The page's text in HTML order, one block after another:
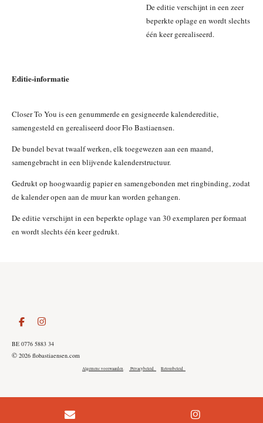
De editie verschijnt in een zeer
beperkte oplage en wordt slechts
één keer gerealiseerd.
Editie-informatie
Closer To You is een genummerde en gesigneerde kalendereditie,
samengesteld en gerealiseerd door Flo Bastiaensen.
De bundel bevat twaalf werken, elk toegewezen aan een maand,
samengebracht in een blijvende kalenderstructuur.
Gedrukt op hoogwaardig papier en samengebonden met ringbinding, zodat
de kalender open aan de muur kan worden gehangen.
De editie verschijnt in een beperkte oplage van 30 exemplaren per formaat
en wordt slechts één keer gedrukt.
F
c
b
I
s
a
m
BE 0776 5883 34
© 2026 flobastiaensen.com
Algemene voorwaarden. Privacybeleid. Retourbeleid.